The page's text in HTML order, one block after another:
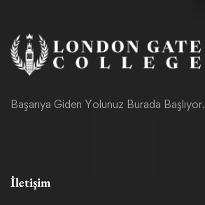
Başarıya Giden Yolunuz Burada Başlıyor.
İletişim